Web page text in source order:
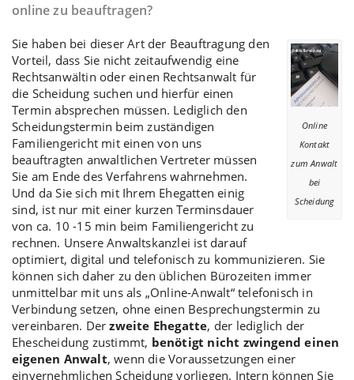
online zu beauftragen?
Online
Kontakt
zum Anwalt
bei
Scheidung
Sie haben bei dieser Art der Beauftragung den
Vorteil, dass Sie nicht zeitaufwendig eine
Rechtsanwältin oder einen Rechtsanwalt für
die Scheidung suchen und hierfür einen
Termin absprechen müssen. Lediglich den
Scheidungstermin beim zuständigen
Familiengericht mit einen von uns
beauftragten anwaltlichen Vertreter müssen
Sie am Ende des Verfahrens wahrnehmen.
Und da Sie sich mit Ihrem Ehegatten einig
sind, ist nur mit einer kurzen Terminsdauer
von ca. 10 -15 min beim Familiengericht zu
rechnen. Unsere Anwaltskanzlei ist darauf
optimiert, digital und telefonisch zu kommunizieren. Sie
können sich daher zu den üblichen Bürozeiten immer
unmittelbar mit uns als „Online-Anwalt“ telefonisch in
Verbindung setzen, ohne einen Besprechungstermin zu
vereinbaren. Derzweite Ehegatte, der lediglich der
Ehescheidung zustimmt, benötigt nicht zwingend einen
eigenen Anwalt, wenn die Voraussetzungen einer
einvernehmlichen Scheidung vorliegen. Intern können Sie